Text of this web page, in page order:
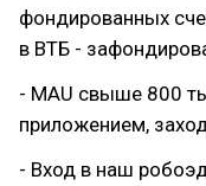
фондированных
в ВТБ -
- MAU cвыше 800
приложением,
- Вход в наш